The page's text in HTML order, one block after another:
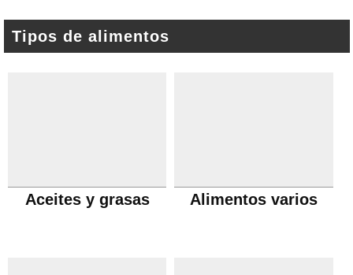
Tipos de alimentos
Aceites y grasas Alimentos varios